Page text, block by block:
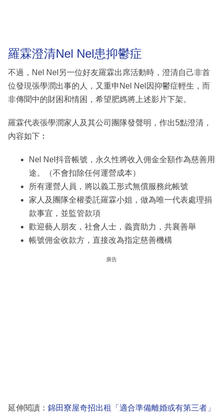
羅霖澄清Nel Nel患抑鬱症
不過，Nel Nel另一位好友羅霖出席活動時，澄清自己非首
位發現張學潤出事的人，又重申Nel Nel因抑鬱症輕生，而
非傳聞中的財困和情困，希望肥媽將上述影片下架。
羅霖代表張學潤家人及其公司團隊發聲明，作出5點澄清，
內容如下︰
Nel Nel抖音帳號，永久性將收入佣金全額作為慈善用
途。（不會扣除任何運營成本）
所有運營人員，將以義工形式無償服務此帳號
家人及團隊全權委託羅霖小姐，做為唯一代表處理捐
款事宜，並監管款項
歡迎藝人朋友，社會人士，義賣助力，共襄善舉
帳號佣金收款方，直接改為指定慈善機構
廣告
延伸閱讀： 錦田寮屋奇招出租「適合準備離婚或有第三者」